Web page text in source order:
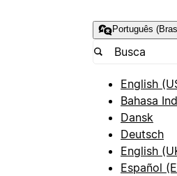
Português
English
Bahasa
Dansk
Deutsch
English
Español